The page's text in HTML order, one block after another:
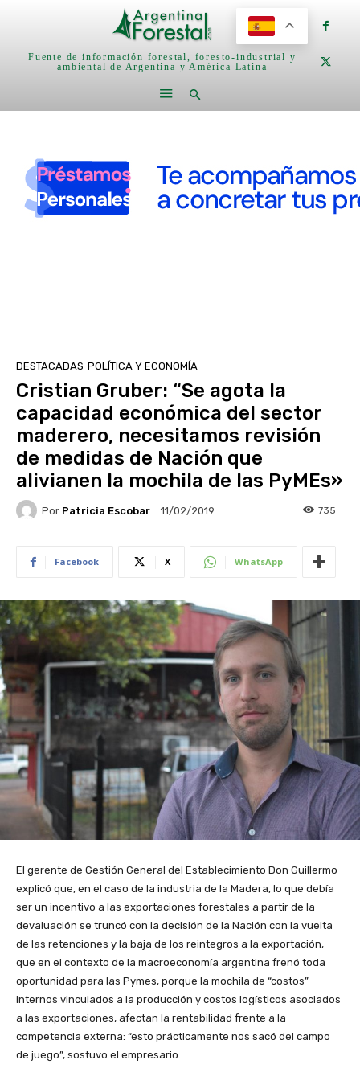
Fuente de información forestal, foresto-industrial y
ambiental de Argentina y América Latina
DESTACADAS POLÍTICA Y ECONOMÍA
Cristian Gruber: “Se agota la
capacidad económica del sector
maderero, necesitamos revisión
de medidas de Nación que
alivianen la mochila de las PyMEs»
Por Patricia Escobar 11/02/2019 735
Facebook X WhatsApp
El gerente de Gestión General del Establecimiento Don Guillermo
explicó que, en el caso de la industria de la Madera, lo que debía
ser un incentivo a las exportaciones forestales a partir de la
devaluación se truncó con la decisión de la Nación con la vuelta
de las retenciones y la baja de los reintegros a la exportación,
que en el contexto de la macroeconomía argentina frenó toda
oportunidad para las Pymes, porque la mochila de “costos”
internos vinculados a la producción y costos logísticos asociados
a las exportaciones, afectan la rentabilidad frente a la
competencia externa: “esto prácticamente nos sacó del campo
de juego”, sostuvo el empresario.